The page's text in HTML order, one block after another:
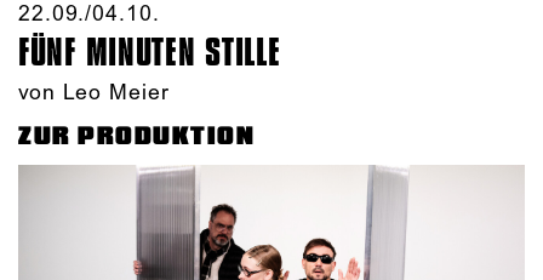
22.09./​04.10.​
FÜNF MINUTEN STILLE
von Leo Meier
ZUR PRODUKTION